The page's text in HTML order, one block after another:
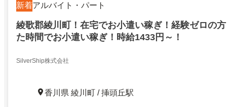
新着アルバイト・パート
綾歌郡綾川町！在宅でお小遣い稼ぎ！経験ゼロの
た時間でお小遣い稼ぎ！時給1433円～！
SilverShip株式会社
香川県 綾川町 / 挿頭丘駅